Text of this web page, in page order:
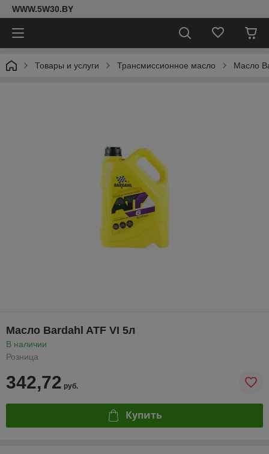
WWW.5W30.BY
Товары и услуги Трансмиссионное масло Масло
Масло Bardahl ATF VI 5л
В наличии
Розница
342,72 руб.
Купить